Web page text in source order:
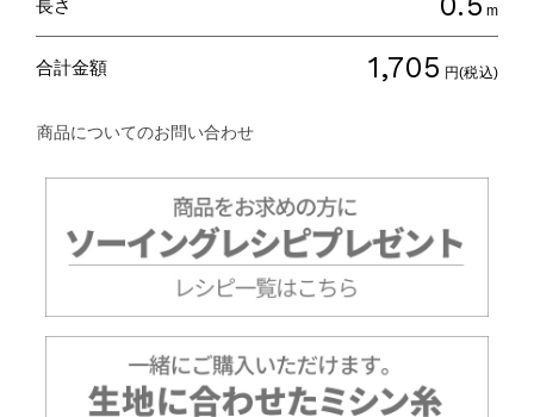
長さ m
合計金額 1,705 円(税込)
商品についてのお問い合わせ